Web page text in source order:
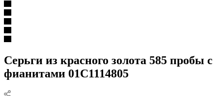
Серьги из красного золота 585 пробы с
фианитами 01С1114805